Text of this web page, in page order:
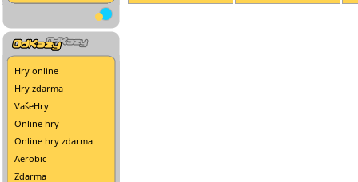
Hry online
Hry zdarma
VašeHry
Online hry
Online hry zdarma
Aerobic
Zdarma